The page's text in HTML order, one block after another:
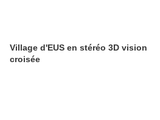
Village d'EUS en stéréo 3D vision
croisée